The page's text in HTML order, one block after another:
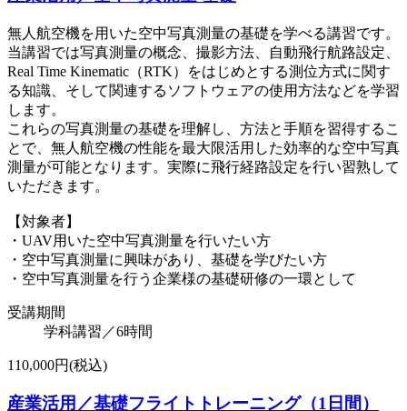
無人航空機を用いた空中写真測量の基礎を学べる講習です。
当講習では写真測量の概念、撮影方法、自動飛行航路設定、
Real Time Kinematic（RTK）をはじめとする測位方式に関す
る知識、そして関連するソフトウェアの使用方法などを学習
します。
これらの写真測量の基礎を理解し、方法と手順を習得するこ
とで、無人航空機の性能を最大限活用した効率的な空中写真
測量が可能となります。実際に飛行経路設定を行い習熟して
いただきます。
【対象者】
・UAV用いた空中写真測量を行いたい方
・空中写真測量に興味があり、基礎を学びたい方
・空中写真測量を行う企業様の基礎研修の一環として
受講期間
学科講習／6時間
110,000円(税込)
産業活用／基礎フライトトレーニング（1日間）